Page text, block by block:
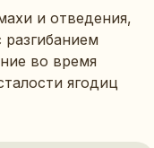
и отведения,
во время
ягодиц